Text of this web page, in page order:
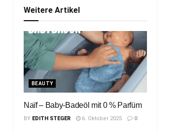
Weitere Artikel
BEAUTY
Naïf – Baby-Badeöl mit 0 % Parfüm
BY EDITH STEGER 6. Oktober 2025 0